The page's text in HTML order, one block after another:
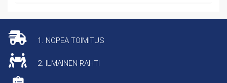
1. NOPEA TOIMITUS
2. ILMAINEN RAHTI